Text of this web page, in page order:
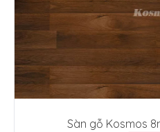
Sàn gỗ Kosmos